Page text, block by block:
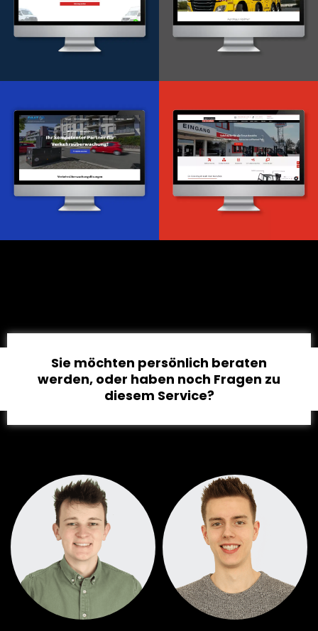
WordPress Entwicklung
Webdesign & -entwicklung
Sie möchten persönlich beraten
werden, oder haben noch Fragen zu
diesem Service?